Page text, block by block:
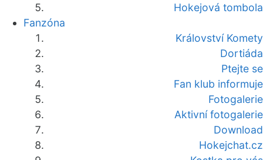
Hokejová tombola
Fanzóna
Království Komety
Dortiáda
Ptejte se
Fan klub informuje
Fotogalerie
Aktivní fotogalerie
Download
Hokejchat.cz